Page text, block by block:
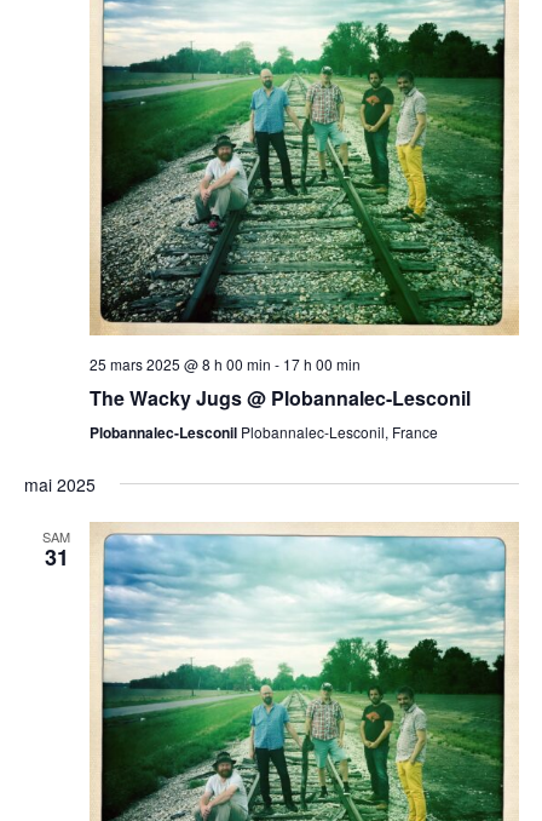
25 mars 2025 @ 8 h 00 min - 17 h 00 min
The Wacky Jugs @ Plobannalec-Lesconil
Plobannalec-Lesconil Plobannalec-Lesconil, France
mai 2025
SAM
31